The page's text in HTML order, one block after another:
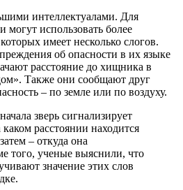
интеллектуалами. Для
использовать более
имеет несколько слогов.
об опасности в их языке
расстояние до хищника в
Также они сообщают друг
– по земле или по воздуху.
зверь сигнализирует
расстоянии находится
– откуда она
того, ученые выяснили, что
значение этих слов